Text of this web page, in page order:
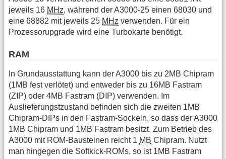
jeweils 16 MHz, während der A3000-25 einen 68030 und
eine 68882 mit jeweils 25 MHz verwenden. Für ein
Prozessorupgrade wird eine Turbokarte benötigt.
RAM
In Grundausstattung kann der A3000 bis zu 2MB Chipram
(1MB fest verlötet) und entweder bis zu 16MB Fastram
(ZIP) oder 4MB Fastram (DIP) verwenden. Im
Auslieferungstzustand befinden sich die zweiten 1MB
Chipram-DIPs in den Fastram-Sockeln, so dass der A3000
1MB Chipram und 1MB Fastram besitzt. Zum Betrieb des
A3000 mit ROM-Bausteinen reicht 1 MB Chipram. Nutzt
man hingegen die Softkick-ROMs, so ist 1MB Fastram